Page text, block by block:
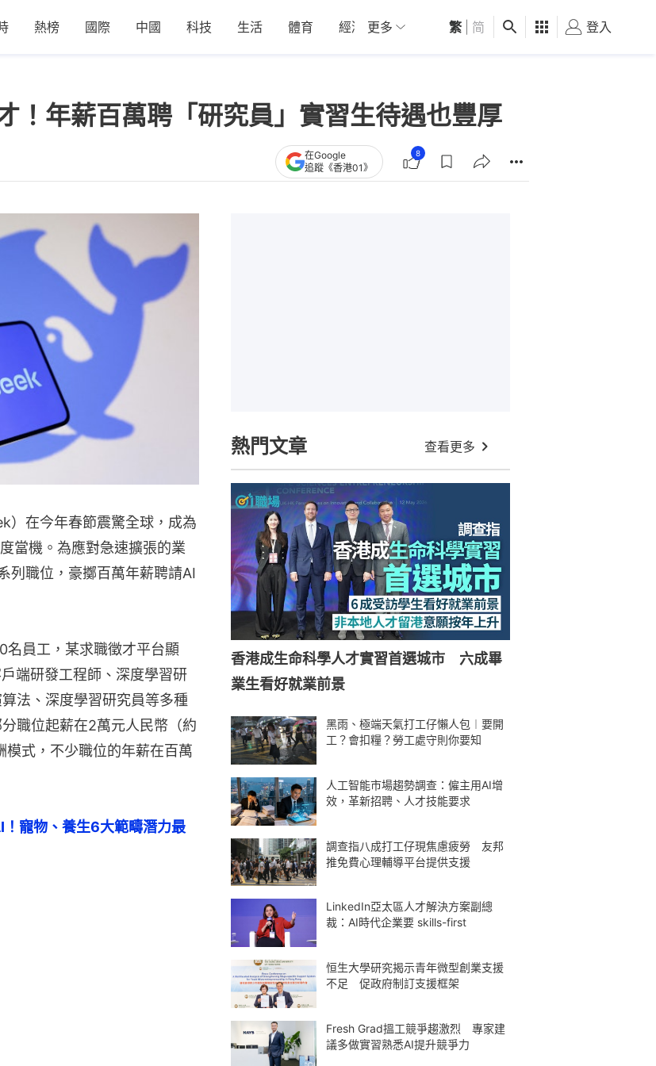
熱榜 國際 中國 科技 生活 體育 經濟 01深圳 觀點 健康 好食玩飛
更多 繁 简 登入
！年薪百萬聘「研究員」實習生待遇也豐厚
在Google
追蹤《香港01》
8
）在今年春節震驚全球，成為
當機。為應對急速擴張的業
列職位，豪擲百萬年薪聘請AI
名員工，某求職徵才平台顯
端研發工程師、深度學習研
法、深度學習研究員等多種
職位起薪在2萬元人民幣（約
式，不少職位的年薪在百萬
寵物、養生6大範疇潛力最
熱門文章 查看更多
香港成生命科學人才實習首選城市 六成畢
業生看好就業前景
黑雨、極端天氣打工仔懶人包︱要開
工？會扣糧？勞工處守則你要知
人工智能市場趨勢調查：僱主用AI增
效，革新招聘、人才技能要求
調查指八成打工仔現焦慮疲勞 友邦
推免費心理輔導平台提供支援
LinkedIn亞太區人才解決方案副總
裁：AI時代企業要 skills-first
恒生大學研究揭示青年微型創業支援
不足 促政府制訂支援框架
Fresh Grad搵工競爭趨激烈 專家建
議多做實習熟悉AI提升競爭力